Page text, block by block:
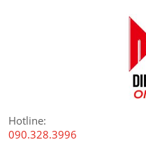
Hotline:
090.328.3996